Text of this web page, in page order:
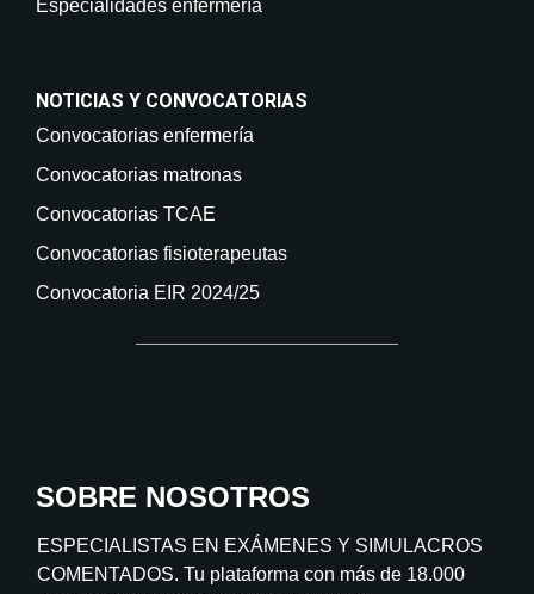
Especialidades enfermería
NOTICIAS Y CONVOCATORIAS
Convocatorias enfermería
Convocatorias matronas
Convocatorias TCAE
Convocatorias fisioterapeutas
Convocatoria EIR 2024/25
SOBRE NOSOTROS
ESPECIALISTAS EN EXÁMENES Y SIMULACROS
COMENTADOS. Tu plataforma con más de 18.000